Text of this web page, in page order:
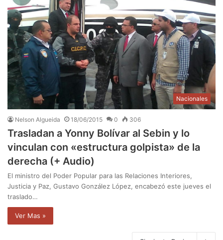
Nacionales
Nelson Algueida 18/06/2015 0 306
Trasladan a Yonny Bolívar al Sebin y lo
vinculan con «estructura golpista» de la
derecha (+ Audio)
El ministro del Poder Popular para las Relaciones Interiores,
Justicia y Paz, Gustavo González López, encabezó este jueves el
traslado…
Ver Mas »